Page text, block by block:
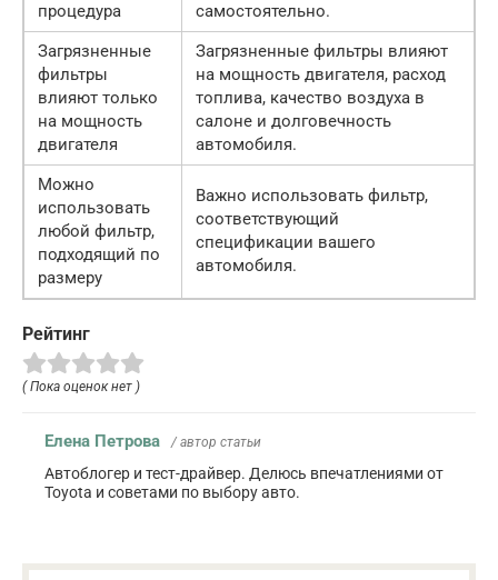
процедура
самостоятельно.
Загрязненные
фильтры
влияют только
на мощность
двигателя
Загрязненные фильтры влияют
на мощность двигателя, расход
топлива, качество воздуха в
салоне и долговечность
автомобиля.
Можно
использовать
любой фильтр,
подходящий по
размеру
Важно использовать фильтр,
соответствующий
спецификации вашего
автомобиля.
Рейтинг
( Пока оценок нет )
Елена Петрова / автор статьи
Автоблогер и тест-драйвер. Делюсь впечатлениями от
Toyota и советами по выбору авто.